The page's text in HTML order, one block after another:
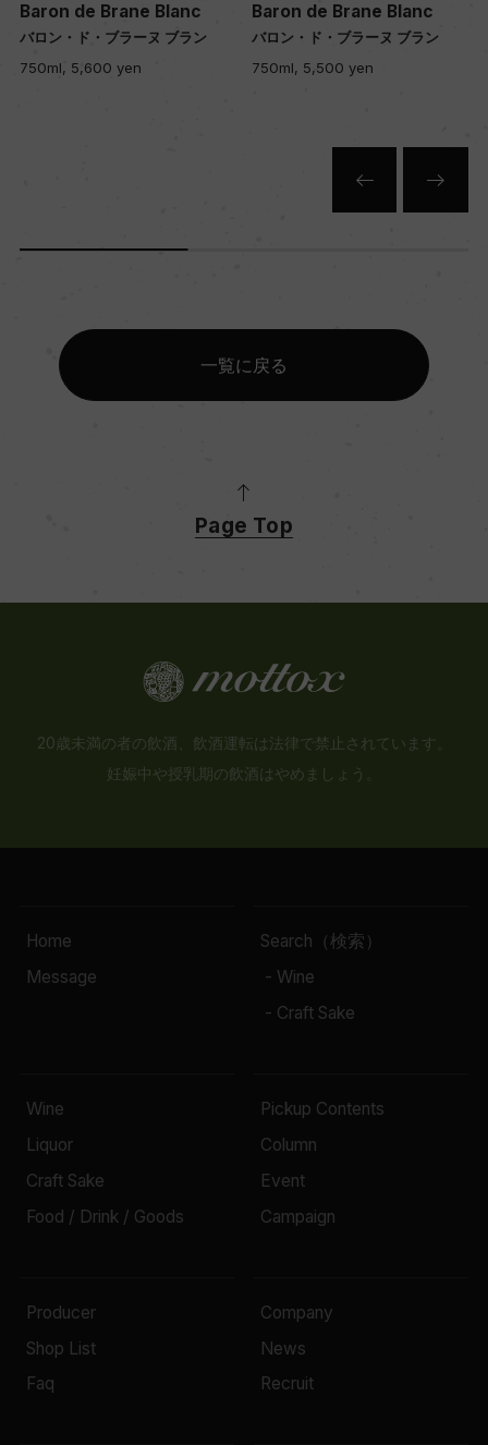
色
白
Baron de Brane Blanc
バロン・ド・ブラーヌ ブラン
750ml, 5,600 yen
Baron de Brane Blanc
バロン・ド・ブラーヌ ブラン
750ml, 5,500 yen
一覧に戻る
Page Top
20歳未満の者の飲酒、飲酒運転は法律で禁止されています。
妊娠中や授乳期の飲酒はやめましょう。
Home
Message
Search（検索）
- Wine
- Craft Sake
Wine
Liquor
Craft Sake
Food / Drink / Goods
Pickup Contents
Column
Event
Campaign
Producer
Shop List
Faq
Company
News
Recruit